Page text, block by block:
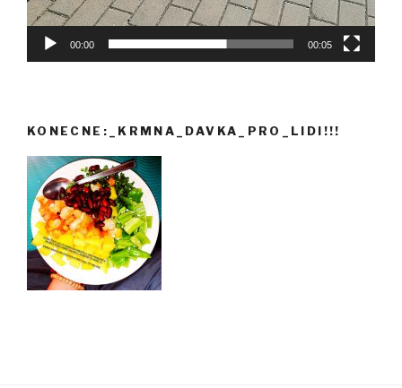
00:00 00:05
KONECNE:_KRMNA_DAVKA_PRO_LIDI!!!